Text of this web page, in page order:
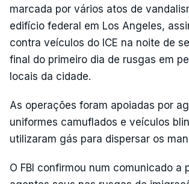
marcada por vários atos de
edifício federal em Los Angeles,
contra veículos do ICE na noite de
final do primeiro dia de rusgas em
locais da cidade.
As operações foram apoiadas por
uniformes camuflados e veículos
utilizaram gás para dispersar os
O FBI confirmou num comunicado a